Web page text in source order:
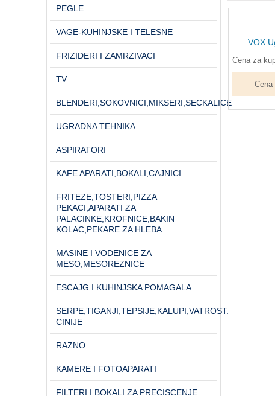
PEGLE
VAGE-KUHINJSKE I TELESNE
FRIZIDERI I ZAMRZIVACI
TV
BLENDERI,SOKOVNICI,MIKSERI,SECKALICE
UGRADNA TEHNIKA
ASPIRATORI
KAFE APARATI,BOKALI,CAJNICI
FRITEZE,TOSTERI,PIZZA
PEKACI,APARATI ZA
PALACINKE,KROFNICE,BAKIN
KOLAC,PEKARE ZA HLEBA
MASINE I VODENICE ZA
MESO,MESOREZNICE
ESCAJG I KUHINJSKA POMAGALA
SERPE,TIGANJI,TEPSIJE,KALUPI,VATROST.
CINIJE
RAZNO
KAMERE I FOTOAPARATI
FILTERI I BOKALI ZA PRECISCENJE
VOX
Cena za
Cena